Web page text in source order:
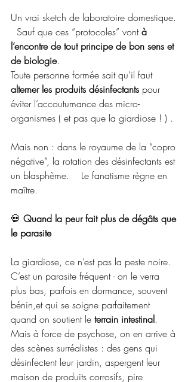
Un vrai sketch de laboratoire domestique.
  Sauf que ces “protocoles” vont
à
l’encontre de tout principe de bon sens et
de biologie.
Toute personne formée sait qu’il faut
alterner les produits désinfectants pour
éviter l’accoutumance des micro-
organismes ( et pas que la giardiose ! ) .
Mais non : dans le royaume de la “copro
négative”, la rotation des désinfectants est
un blasphème.    Le fanatisme règne en
maître.
💀 Quand la peur fait plus de dégâts que
le parasite
La giardiose, ce n’est pas la peste noire.
C’est un parasite fréquent - on le verra
plus bas, parfois en dormance, souvent
bénin,et qui se soigne parfaitement
quand on soutient le terrain intestinal.
Mais à force de psychose, on en arrive à
des scènes surréalistes : des gens qui
désinfectent leur jardin, aspergent leur
maison de produits corrosifs, pire